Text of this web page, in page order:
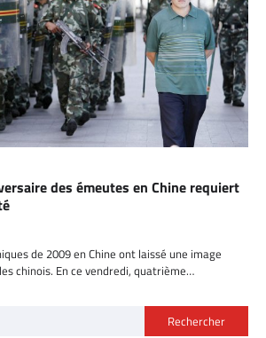
des émeutes en Chine requiert
de 2009 en Chine ont laissé une image
chinois. En ce vendredi, quatrième…
Rechercher